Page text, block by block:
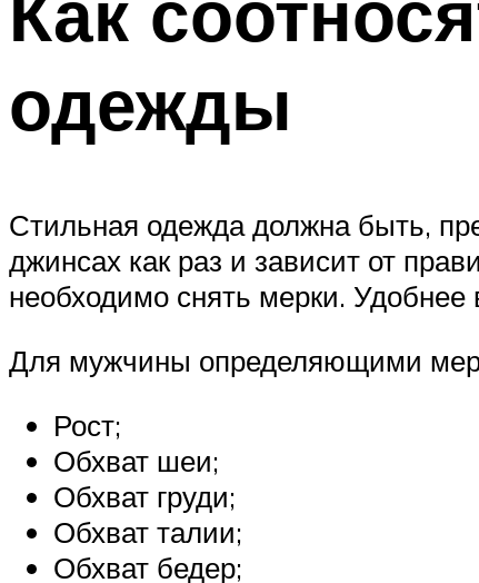
одежды
Стильная одежда должна быть,
джинсах как раз и зависит от
необходимо снять мерки. Удобнее
Для мужчины определяющими
Рост;
Обхват шеи;
Обхват груди;
Обхват талии;
Обхват бедер;